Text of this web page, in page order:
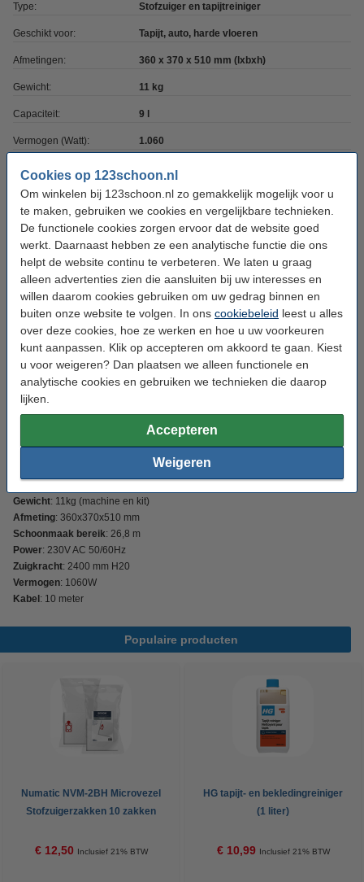
Cookies op 123schoon.nl
Om winkelen bij 123schoon.nl zo gemakkelijk mogelijk voor u
te maken, gebruiken we cookies en vergelijkbare technieken.
De functionele cookies zorgen ervoor dat de website goed
werkt. Daarnaast hebben ze een analytische functie die ons
helpt de website continu te verbeteren. We laten u graag
alleen advertenties zien die aansluiten bij uw interesses en
willen daarom cookies gebruiken om uw gedrag binnen en
buiten onze website te volgen. In ons cookiebeleid leest u alles
over deze cookies, hoe ze werken en hoe u uw voorkeuren
kunt aanpassen. Klik op accepteren om akkoord te gaan. Kiest
u voor weigeren? Dan plaatsen we alleen functionele en
analytische cookies en gebruiken we technieken die daarop
lijken.
Accepteren
Weigeren
Type: Stofzuiger en tapijtreiniger
Geschikt voor: Tapijt, auto, harde vloeren
Afmetingen: 360 x 370 x 510 mm (lxbxh)
Gewicht: 11 kg
Capaciteit: 9 l
Vermogen (Watt): 1.060
Voltage:
Kabellengte: 10 m
Handleiding:
Bestel mee:
Numatic NVM-2BH | Origineel
€ 17,50
Numatic NVM-2BH | 123schoon huismerk
Dit product is ook bekend als:
GVE372
Gewicht: 11kg (machine en kit)
Afmeting: 360x370x510 mm
Schoonmaak bereik: 26,8 m
Power: 230V AC 50/60Hz
Zuigkracht: 2400 mm H20
Vermogen: 1060W
Kabel : 10 meter
Populaire producten
Numatic NVM-2BH Microvezel
Stofzuigerzakken 10 zakken
€ 12,50 Inclusief 21% BTW
HG tapijt- en bekledingreiniger
(1 liter)
€ 10,99 Inclusief 21% BTW